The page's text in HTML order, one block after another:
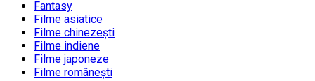
Fantasy
Filme asiatice
Filme chinezești
Filme indiene
Filme japoneze
Filme românești